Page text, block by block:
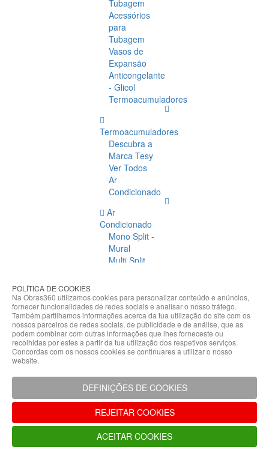
Tubagem
Acessórios
para
Tubagem
Vasos de
Expansão
Anticongelante
- Glicol
Termoacumuladores
Termoacumuladores
Descubra a
Marca Tesy
Ver Todos
Ar
Condicionado
Ar
Condicionado
Mono Split -
Mural
Multi Split
Condicionado
Acessórios
Climatização
Acessórios
Climatização
Hidráulicas
Controladores
Fixações e
Acessórios
Isolamento
para
Tubagem
POLÍTICA DE COOKIES
Na Obras360 utilizamos cookies para personalizar conteúdo e anúncios,
fornecer funcionalidades de redes sociais e analisar o nosso tráfego.
Também partilhamos informações acerca da tua utilização do site com os
nossos parceiros de redes sociais, de publicidade e de análise, que as
podem combinar com outras informações que lhes forneceste ou
recolhidas por estes a partir da tua utilização dos respetivos serviços.
Concordas com os nossos cookies se continuares a utilizar o nosso
website.
DEFINIÇÕES DE COOKIES
REJEITAR COOKIES
ACEITAR COOKIES